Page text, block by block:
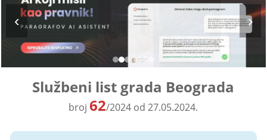
Službeni list grada Beograda
broj62/2024 od 27.05.2024.